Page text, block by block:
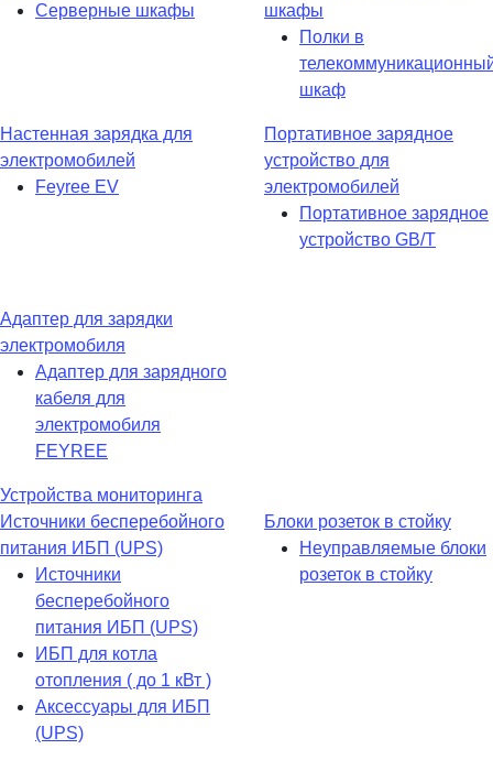
Серверные шкафы
шкафы
Полки в
шкаф
Настенная зарядка для
электромобилей
Feyree EV
Портативное зарядное
устройство для
электромобилей
Портативное зарядное
устройство GB/T
Адаптер для зарядки
электромобиля
Адаптер для зарядного
кабеля для
электромобиля
FEYREE
Устройства мониторинга
Источники бесперебойного
питания ИБП (UPS)
Источники
бесперебойного
питания ИБП (UPS)
ИБП для котла
отопления ( до 1 кВт )
Аксессуары для ИБП
(UPS)
Блоки розеток в стойку
Неуправляемые блоки
розеток в стойку